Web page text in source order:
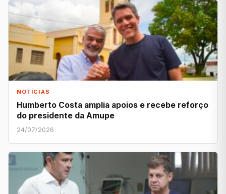
NOTÍCIAS
Humberto Costa amplia apoios e recebe reforço
do presidente da Amupe
24/07/2026